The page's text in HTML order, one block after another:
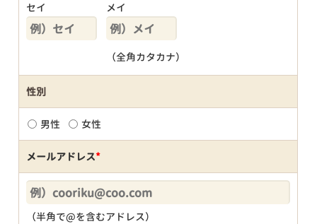
セイ メイ
（全角カタカナ）
性別
男性 女性
メールアドレス*
（半角で@を含むアドレス）